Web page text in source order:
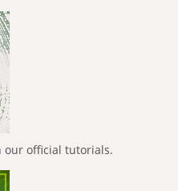
our official tutorials.